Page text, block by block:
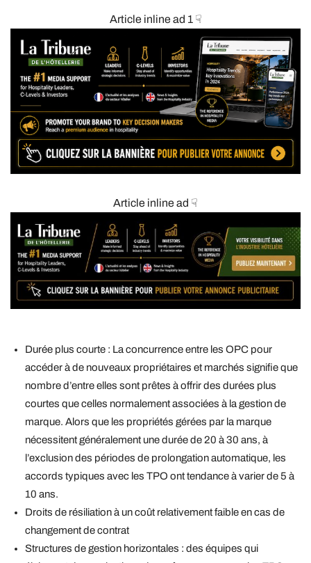
Article inline ad 1 ☟
Article inline ad ☟
Durée plus courte : La concurrence entre les OPC pour
accéder à de nouveaux propriétaires et marchés signifie que
nombre d’entre elles sont prêtes à offrir des durées plus
courtes que celles normalement associées à la gestion de
marque. Alors que les propriétés gérées par la marque
nécessitent généralement une durée de 20 à 30 ans, à
l’exclusion des périodes de prolongation automatique, les
accords typiques avec les TPO ont tendance à varier de 5 à
10 ans.
Droits de résiliation à un coût relativement faible en cas de
changement de contrat
Structures de gestion horizontales : des équipes qui